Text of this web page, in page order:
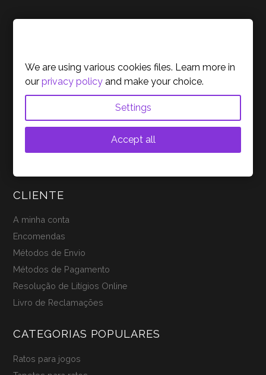
Sobre nós
Termos e Condições
Política de Privacidade
Perguntas Frequentes (FAQ)
CLIENTE
A minha conta
Encomendas
Métodos de Envio
Métodos de Pagamento
Resolução de Litígios Online
Livro de Reclamações
CATEGORIAS POPULARES
Ratos para jogos
We are using various cookies files. Learn more in
ourprivacy policy and make your choice.
Settings
Accept all